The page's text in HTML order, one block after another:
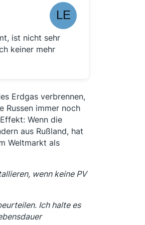
ist nicht sehr
keiner mehr
Erdgas verbrennen,
Russen immer noch
Wenn die
aus Rußland, hat
Weltmarkt als
wenn keine PV
Ich halte es